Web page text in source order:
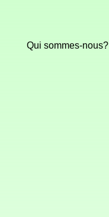
Qui sommes-nous?